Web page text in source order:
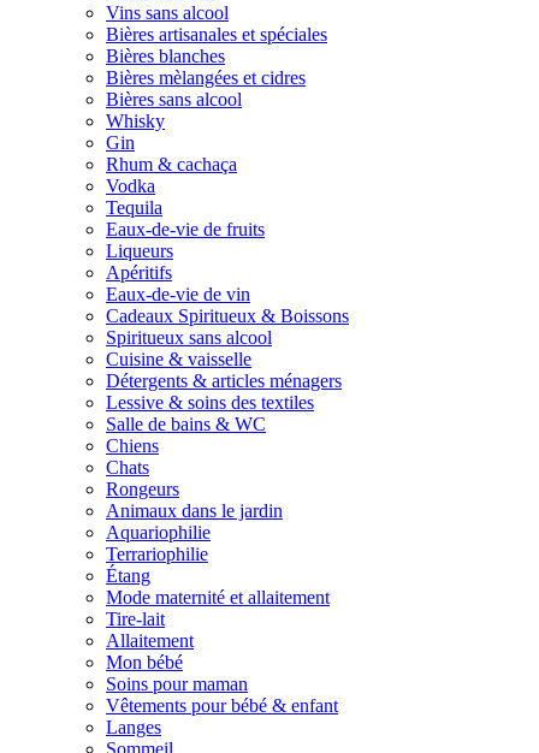
Vins sans alcool
Bières artisanales et spéciales
Bières blanches
Bières mèlangées et cidres
Bières sans alcool
Whisky
Gin
Rhum & cachaça
Vodka
Tequila
Eaux-de-vie de fruits
Liqueurs
Apéritifs
Eaux-de-vie de vin
Cadeaux Spiritueux & Boissons
Spiritueux sans alcool
Cuisine & vaisselle
Détergents & articles ménagers
Lessive & soins des textiles
Salle de bains & WC
Chiens
Chats
Rongeurs
Animaux dans le jardin
Aquariophilie
Terrariophilie
Étang
Mode maternité et allaitement
Tire-lait
Allaitement
Mon bébé
Soins pour maman
Vêtements pour bébé & enfant
Langes
Sommeil